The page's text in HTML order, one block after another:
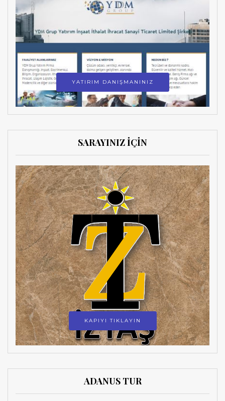
YATIRIM DANIŞMANINIZ
SARAYINIZ İÇİN
KAPIYI TIKLAYIN
ADANUS TUR